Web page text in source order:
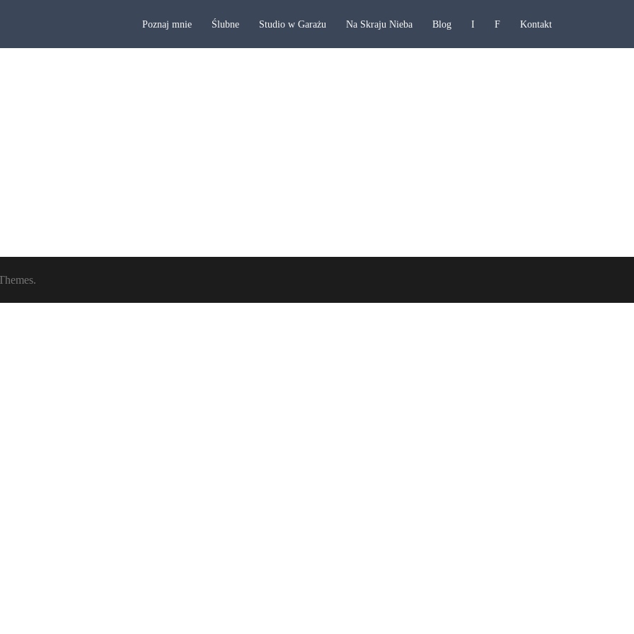
Poznaj mnie Ślubne Studio w Garażu Na Skraju Nieba Blog I F Kontakt